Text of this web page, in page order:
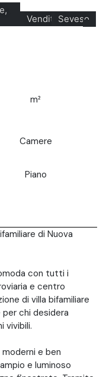
Vendita Seveso
m²
Camere
Piano
di Nuova
con tutti i
e centro
di villa bifamiliare
chi desidera
vivibili.
e ben
e luminoso